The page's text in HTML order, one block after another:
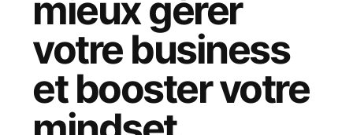
mieux gérer
votre business
et booster votre